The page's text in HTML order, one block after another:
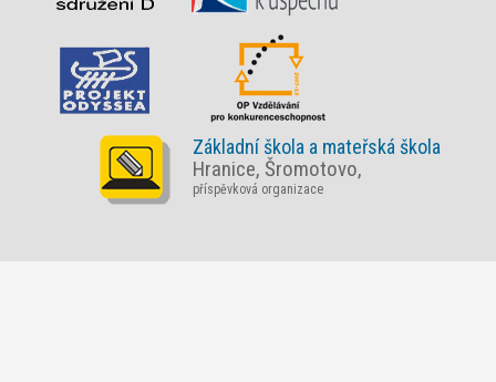
Základní škola a mateřská škola
Hranice, Šromotovo,
příspěvková organizace